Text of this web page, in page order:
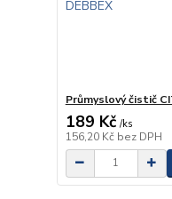
Průmyslový čistič
189 Kč /ks
156,20 Kč bez DPH